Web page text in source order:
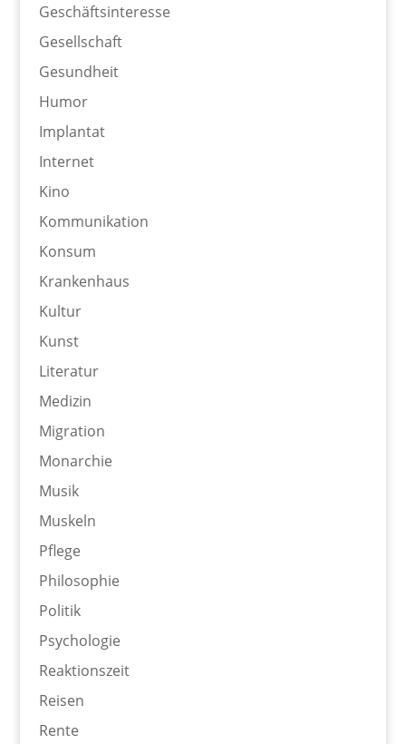
Geschäftsinteresse
Gesellschaft
Gesundheit
Humor
Implantat
Internet
Kino
Kommunikation
Konsum
Krankenhaus
Kultur
Kunst
Literatur
Medizin
Migration
Monarchie
Musik
Muskeln
Pflege
Philosophie
Politik
Psychologie
Reaktionszeit
Reisen
Rente